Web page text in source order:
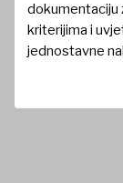
dokumentaciju
kriterijima i
jednostavne